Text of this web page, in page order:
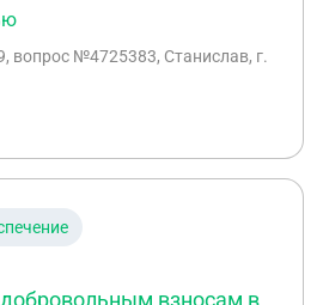
фонда об отказе в
периодов работы в трудовой
работником
К участию в деле в
не заявляющего
относительно
судом сама
, вопрос №4725383, Cтанислав, г.
взносам в